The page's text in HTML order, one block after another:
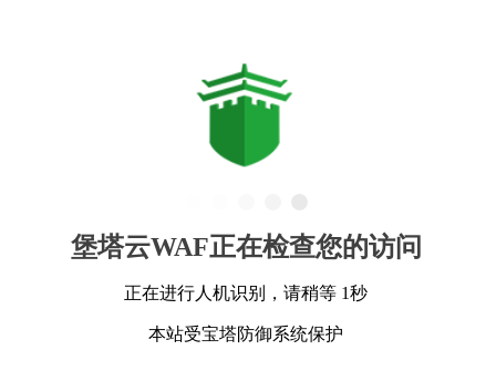
堡塔云WAF正在检查您的访问
正在进行人机识别，请稍等 1秒
本站受宝塔防御系统保护